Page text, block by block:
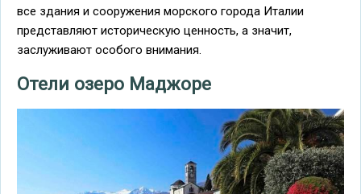
все здания и сооружения морского города Италии
представляют историческую ценность, а значит,
заслуживают особого внимания.
Отели озеро Маджоре